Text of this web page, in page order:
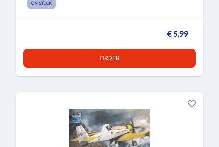
ON STOCK
€ 5,99
ORDER